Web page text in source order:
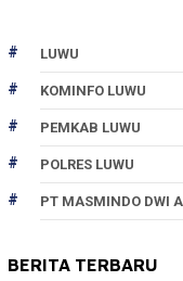
LUWU
KOMINFO LUWU
PEMKAB LUWU
POLRES LUWU
PT MASMINDO DWI
BERITA TERBARU